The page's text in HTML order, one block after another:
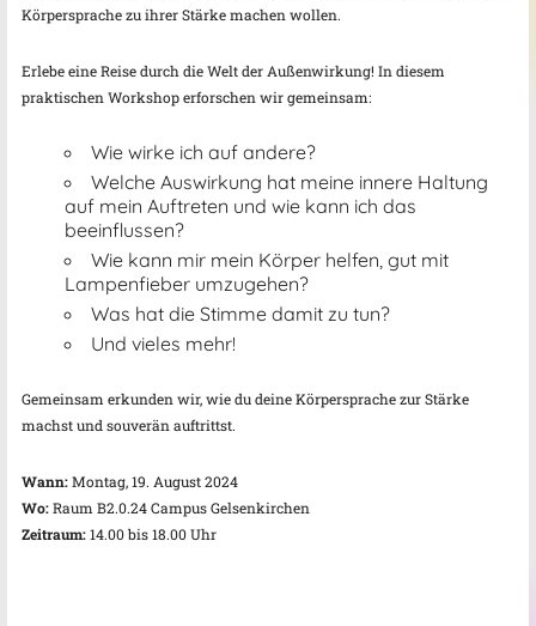
Körpersprache zu ihrer Stärke machen wollen.
Erlebe eine Reise durch die Welt der Außenwirkung! In diesem
praktischen Workshop erforschen wir gemeinsam:
Wie wirke ich auf andere?
Welche Auswirkung hat meine innere Haltung
auf mein Auftreten und wie kann ich das
beeinflussen?
Wie kann mir mein Körper helfen, gut mit
Lampenfieber umzugehen?
Was hat die Stimme damit zu tun?
Und vieles mehr!
Gemeinsam erkunden wir, wie du deine Körpersprache zur Stärke
machst und souverän auftrittst.
Wann:Montag, 19. August 2024
Wo:Raum B2.0.24 Campus Gelsenkirchen
Zeitraum:14.00 bis 18.00 Uhr